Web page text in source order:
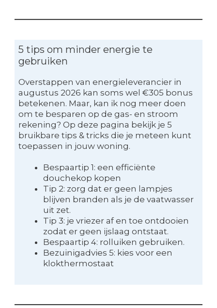
5 tips om minder energie te
gebruiken
Overstappen van energieleverancier in
augustus 2026 kan soms wel €305 bonus
betekenen. Maar, kan ik nog meer doen
om te besparen op de gas- en stroom
rekening? Op deze pagina bekijk je 5
bruikbare tips & tricks die je meteen kunt
toepassen in jouw woning.
Bespaartip 1: een efficiënte
douchekop kopen
Tip 2: zorg dat er geen lampjes
blijven branden als je de vaatwasser
uit zet.
Tip 3: je vriezer af en toe ontdooien
zodat er geen ijslaag ontstaat.
Bespaartip 4: rolluiken gebruiken.
Bezuinigadvies 5: kies voor een
klokthermostaat